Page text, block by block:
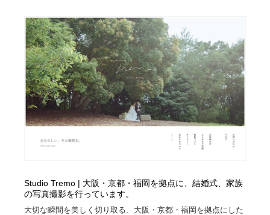
Studio Tremo | 大阪・京都・福岡を拠点に、結婚式、家族
の写真撮影を行っています。
大切な瞬間を美しく切り取る、大阪・京都・福岡を拠点にした